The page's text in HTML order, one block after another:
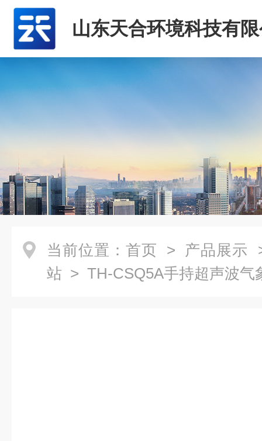
山东天合环境科技有
当前位置： 首页 > 产品展示
站 > TH-CSQ5A手持超声波气